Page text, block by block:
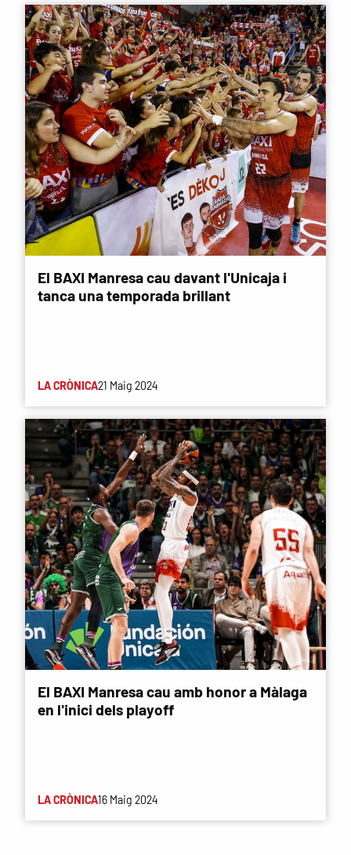
El BAXI Manresa cau davant l'Unicaja i
tanca una temporada brillant
LA CRÒNICA21 Maig 2024
El BAXI Manresa cau amb honor a Màlaga
en l'inici dels playoff
LA CRÒNICA16 Maig 2024